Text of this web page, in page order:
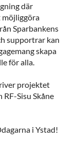
där
Sparbankens
supportrar kan
skapa
för alla.
projektet
Sisu Skåne
i Ystad!